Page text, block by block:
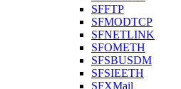
SFFTP
SFMODTCP
SFNETLINK
SFOMETH
SFSBUSDM
SFSIEETH
SFXMail